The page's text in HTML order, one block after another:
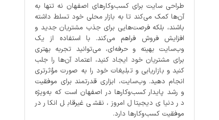
طراحی سایت برای کسب‌وکارهای اصفهان نه تنها به
آن‌ها کمک می‌کند تا به بازار محلی خود تسلط داشته
باشند، بلکه فرصت‌هایی برای جذب مشتریان جدید و
افزایش فروش فراهم می‌کند. با استفاده از یک
وب‌سایت بهینه و حرفه‌ای، می‌توانید تجربه بهتری
برای مشتریان خود ایجاد کنید، اعتماد آن‌ها را جلب
کنید و بازاریابی و تبلیغات خود را به صورت مؤثرتری
انجام دهید. وب‌سایت، ابزاری قدرتمند برای موفقیت
و رشد پایدار کسب‌وکارها در اصفهان است که به‌ویژه
در دنیای دیجیتال امروز، نقشی غیرقابل انکار در
موفقیت کسب‌وکارها دارد.